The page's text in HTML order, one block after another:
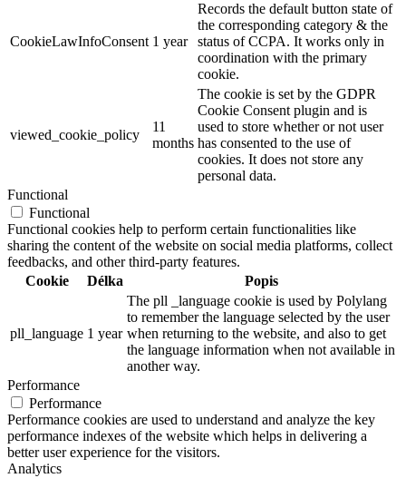
CookieLawInfoConsent 1 year
Records the default button state of
the corresponding category & the
status of CCPA. It works only in
coordination with the primary
cookie.
viewed_cookie_policy
11
months
The cookie is set by the GDPR
Cookie Consent plugin and is
used to store whether or not user
has consented to the use of
cookies. It does not store any
personal data.
Functional
Functional
Functional cookies help to perform certain functionalities like
sharing the content of the website on social media platforms, collect
feedbacks, and other third-party features.
Cookie
Délka Popis
pll_language 1 year
The pll _language cookie is used by Polylang
to remember the language selected by the user
when returning to the website, and also to get
the language information when not available in
another way.
Performance
Performance
Performance cookies are used to understand and analyze the key
performance indexes of the website which helps in delivering a
better user experience for the visitors.
Analytics